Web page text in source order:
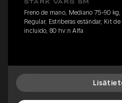
STARK VARG SM
Freno de mano, Mediano 75-90
Regular, Estriberas estándar, Kit
incluido, 80 hv:n Alfa